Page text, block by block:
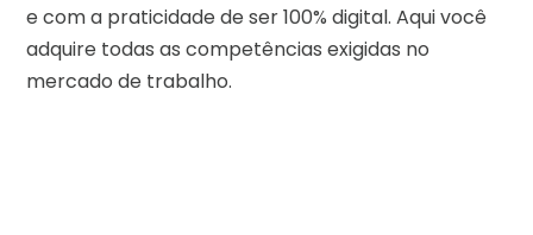
e com a praticidade de ser 100% digital. Aqui você
adquire todas as competências exigidas no
mercado de trabalho.